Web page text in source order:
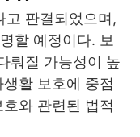
고 판결되었으며,
할 예정이다. 보
뤄질 가능성이 높
활 보호에 중점
와 관련된 법적